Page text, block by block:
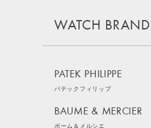
WATCH BRAND
PATEK PHILIPPE
パテックフィリップ
BAUME & MERCIER
ボーム＆メルシエ